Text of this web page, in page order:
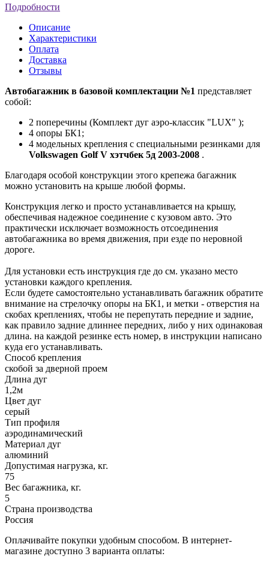
Подробности
Описание
Характеристики
Оплата
Доставка
Отзывы
Автобагажник в базовой комплектации №1 представляет
собой:
2 поперечины (Комплект дуг аэро-классик "LUX" );
4 опоры БК1;
4 модельных крепления с специальными резинками для
Volkswagen Golf V хэтчбек 5д 2003-2008 .
Благодаря особой конструкции этого крепежа багажник
можно установить на крыше любой формы.
Конструкция легко и просто устанавливается на крышу,
обеспечивая надежное соединение с кузовом авто. Это
практически исключает возможность отсоединения
автобагажника во время движения, при езде по неровной
дороге.
Для установки есть инструкция где до см. указано место
установки каждого крепления.
Если будете самостоятельно устанавливать багажник обратите
внимание на стрелочку опоры на БК1, и метки - отверстия на
скобах креплениях, чтобы не перепутать передние и задние,
как правило задние длиннее передних, либо у них одинаковая
длина. на каждой резинке есть номер, в инструкции написано
куда его устанавливать.
Способ крепления
скобой за дверной проем
Длина дуг
1,2м
Цвет дуг
серый
Тип профиля
аэродинамический
Материал дуг
алюминий
Допустимая нагрузка, кг.
75
Вес багажника, кг.
5
Страна производства
Россия
Оплачивайте покупки удобным способом. В интернет-
магазине доступно 3 варианта оплаты: